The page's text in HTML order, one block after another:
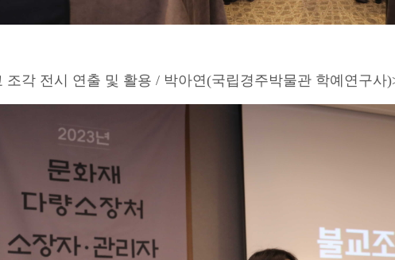
조각 전시 연출 및 활용 / 박아연(국립경주박물관 학예연구사